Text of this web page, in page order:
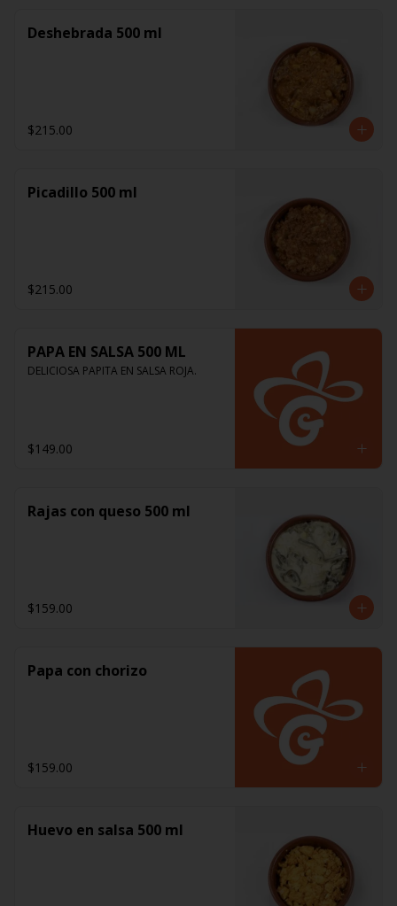
Deshebrada 500 ml
$215.00
Picadillo 500 ml
$215.00
PAPA EN SALSA 500 ML
DELICIOSA PAPITA EN SALSA ROJA.
$149.00
Rajas con queso 500 ml
$159.00
Papa con chorizo
$159.00
Huevo en salsa 500 ml